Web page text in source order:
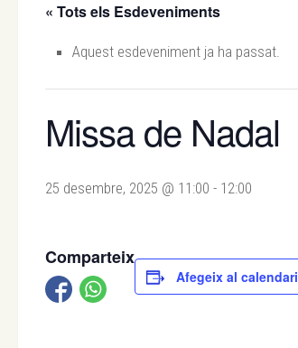
« Tots els Esdeveniments
Aquest esdeveniment ja ha passat.
Missa de Nadal
25 desembre, 2025 @ 11:00 - 12:00
Comparteix
Afegeix al calendari